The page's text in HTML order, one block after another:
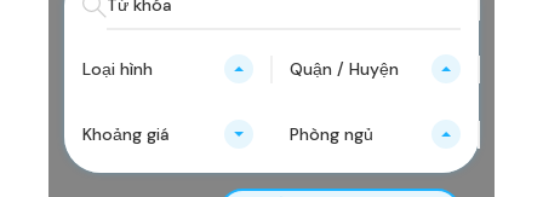
Loại hình Quận / Huyện
Khoảng giá Phòng ngủ